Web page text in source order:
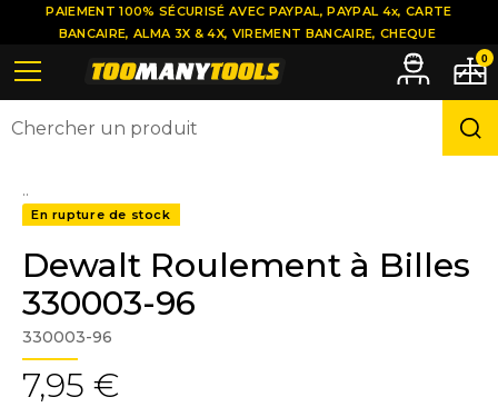
..
En rupture de stock
Dewalt Roulement à Billes
330003-96
330003-96
7,95 €
PAIEMENT 100% SÉCURISÉ AVEC PAYPAL, PAYPAL 4x, CARTE
BANCAIRE, ALMA 3X & 4X, VIREMENT BANCAIRE, CHEQUE
0